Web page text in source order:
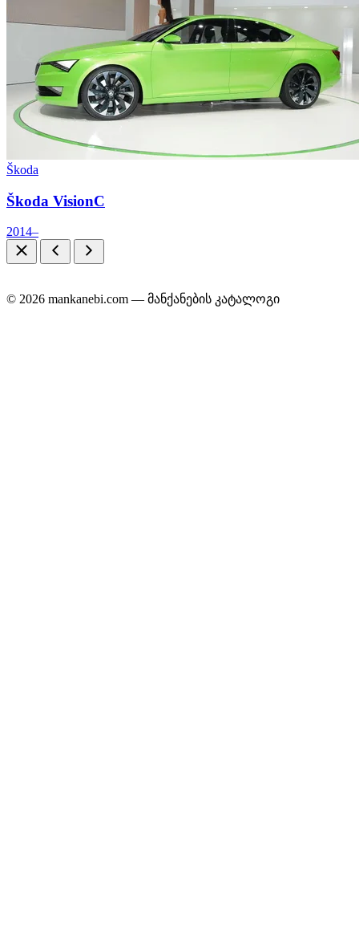
Škoda
Škoda VisionC
2014–
© 2026 mankanebi.com — მანქანების კატალოგი